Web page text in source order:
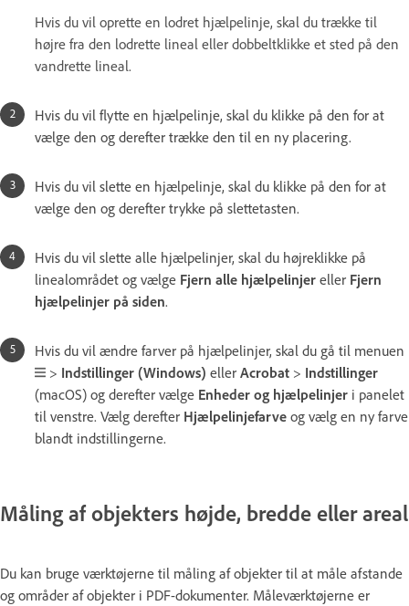
Hvis du vil oprette en lodret hjælpelinje, skal du trække til
højre fra den lodrette lineal eller dobbeltklikke et sted på den
vandrette lineal.
Hvis du vil flytte en hjælpelinje, skal du klikke på den for at
vælge den og derefter trække den til en ny placering.
Hvis du vil slette en hjælpelinje, skal du klikke på den for at
vælge den og derefter trykke på slettetasten.
Hvis du vil slette alle hjælpelinjer, skal du højreklikke på
linealområdet og vælge Fjern alle hjælpelinjer eller Fjern
hjælpelinjer på siden.
Hvis du vil ændre farver på hjælpelinjer, skal du gå til menuen
> Indstillinger (Windows) eller Acrobat > Indstillinger
(macOS) og derefter vælge Enheder og hjælpelinjer i panelet
til venstre. Vælg derefter Hjælpelinjefarve og vælg en ny farve
blandt indstillingerne.
Måling af objekters højde, bredde eller areal
Du kan bruge værktøjerne til måling af objekter til at måle afstande
og områder af objekter i PDF-dokumenter. Måleværktøjerne er